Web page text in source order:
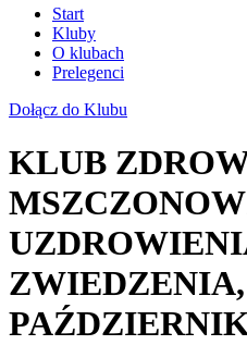
Start
Kluby
O klubach
Prelegenci
Dołącz do Klubu
KLUB
ZWIEDZENIA,